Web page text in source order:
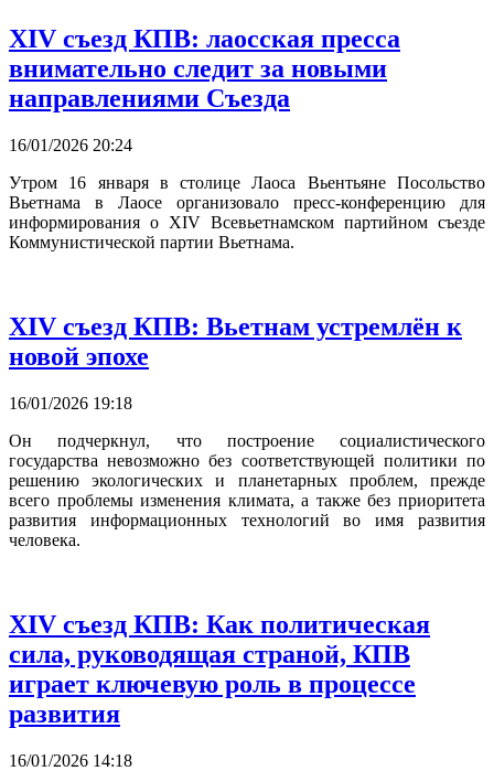
XIV съезд КПВ: лаосская пресса
внимательно следит за новыми
направлениями Съезда
16/01/2026 20:24
Утром 16 января в столице Лаоса Вьентьяне Посольство
Вьетнама в Лаосе организовало пресс-конференцию для
информирования о XIV Всевьетнамском партийном съезде
Коммунистической партии Вьетнама.
XIV съезд КПВ: Вьетнам устремлён к
новой эпохе
16/01/2026 19:18
Он подчеркнул, что построение социалистического
государства невозможно без соответствующей политики по
решению экологических и планетарных проблем, прежде
всего проблемы изменения климата, а также без приоритета
развития информационных технологий во имя развития
человека.
XIV съезд КПВ: Как политическая
сила, руководящая страной, КПВ
играет ключевую роль в процессе
развития
16/01/2026 14:18